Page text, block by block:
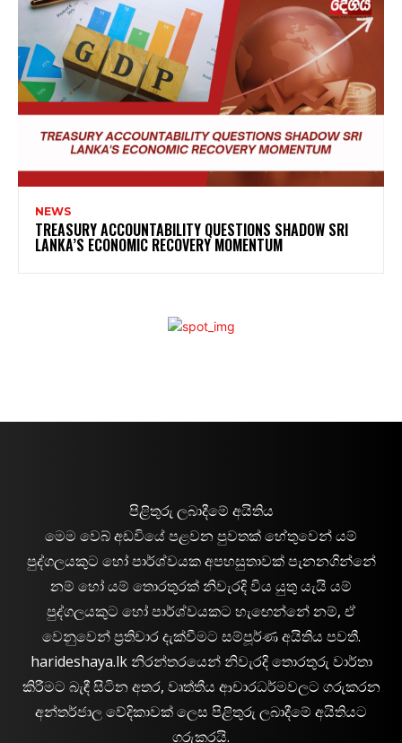
NEWS
TREASURY ACCOUNTABILITY QUESTIONS SHADOW SRI
LANKA’S ECONOMIC RECOVERY MOMENTUM
පිළිතුරු ලබාදීමේ අයිතිය
මෙම වෙබ් අඩවියේ පළවන පුවතක් හේතුවෙන් යම්
පුද්ගලයකුට හෝ පාර්ශ්වයක අපහසුතාවක් පැනනගින්නේ
නම් හෝ යම් තොරතුරක් නිවැරදි විය යුතු යැයි යම්
පුද්ගලයකුට හෝ පාර්ශ්වයකට හැඟෙන්නේ නම්, ඒ
වෙනුවෙන් ප්‍රතිචාර දැක්වීමට සම්පූර්ණ අයිතිය පවතී.
harideshaya.lk නිරන්තරයෙන් නිවැරදි තොරතුරු වාර්තා
කිරීමට බැඳී සිටින අතර, වෘත්තීය ආචාරධර්මවලට ගරුකරන
අන්තර්ජාල වේදිකාවක් ලෙස පිළිතුරු ලබාදීමේ අයිතියට
ගරුකරයි.